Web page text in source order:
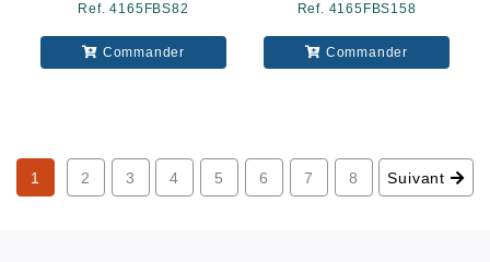
Ref. 4165FBS82
Commander
Ref. 4165FBS158
Commander
1 2 3 4 5 6 7 8 Suivant